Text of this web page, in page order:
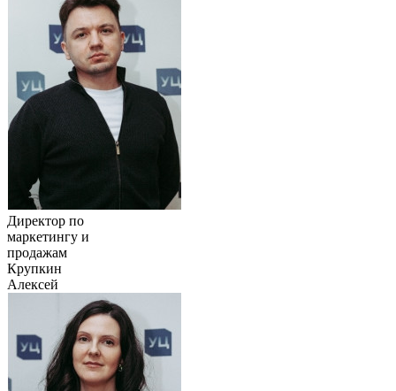
Директор по
маркетингу и
продажам
Крупкин
Алексей